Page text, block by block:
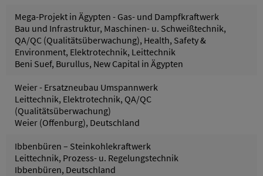
Mega-Projekt in Ägypten - Gas- und Dampfkraftwerk
Bau und Infrastruktur, Maschinen- u. Schweißtechnik,
QA/QC (Qualitätsüberwachung), Health, Safety &
Environment, Elektrotechnik, Leittechnik
Beni Suef, Burullus, New Capital in Ägypten
Weier - Ersatzneubau Umspannwerk
Leittechnik, Elektrotechnik, QA/QC
(Qualitätsüberwachung)
Weier (Offenburg), Deutschland
Ibbenbüren – Steinkohlekraftwerk
Leittechnik, Prozess- u. Regelungstechnik
Ibbenbüren, Deutschland